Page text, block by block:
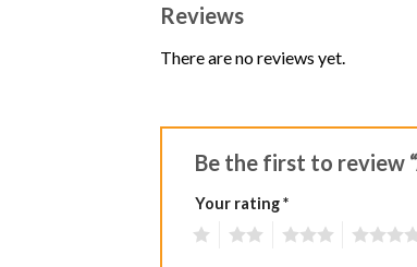
Reviews
There are no reviews yet.
Be the first to review
Your rating*